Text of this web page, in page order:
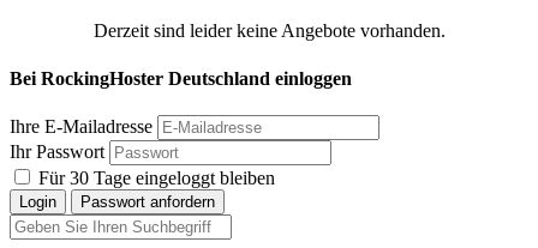
Derzeit sind leider keine Angebote vorhanden.
Bei RockingHoster Deutschland einloggen
Ihre E-Mailadresse
Ihr Passwort
Für 30 Tage eingeloggt bleiben
Login Passwort anfordern